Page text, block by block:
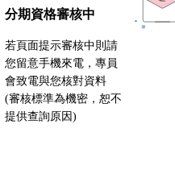
分期資格審核中
若頁面提示審核中則請
您留意手機來電，專員
會致電與您核對資料
(審核標準為機密，恕不
提供查詢原因)